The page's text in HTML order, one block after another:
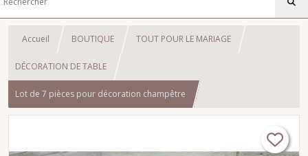
Accueil BOUTIQUE TOUT POUR LE MARIAGE
DÉCORATION DE TABLE
Lot de 7 pièces pour décoration champêtre